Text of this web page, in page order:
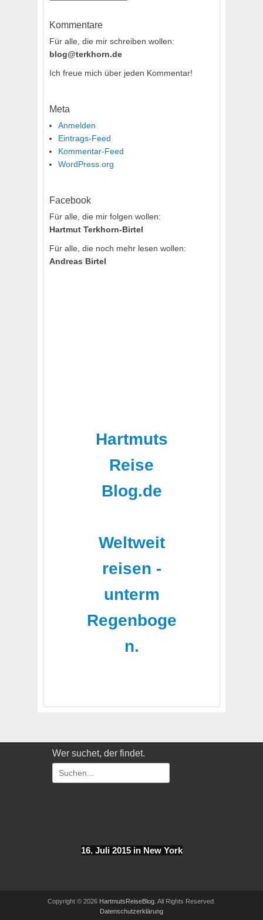
Kommentare
Für alle, die mir schreiben wollen:
blog@terkhorn.de
Ich freue mich über jeden Kommentar!
Meta
Anmelden
Eintrags-Feed
Kommentar-Feed
WordPress.org
Facebook
Für alle, die mir folgen wollen:
Hartmut Terkhorn-Birtel
Für alle, die noch mehr lesen wollen:
Andreas Birtel
Hartmuts
Reise
Blog.de
Weltweit
reisen -
unterm
Regenboge
n.
Wer suchet, der findet.
Suchen
nach:
16. Juli 2015 in New York
Copyright © 2026 HartmutsReiseBlog . All Rights Reserved.
Datenschutzerklärung